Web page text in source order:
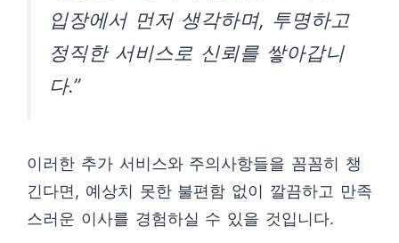
입장에서 먼저 생각하며, 투명하고
정직한 서비스로 신뢰를 쌓아갑니
다.”
이러한 추가 서비스와 주의사항들을 꼼꼼히 챙
긴다면, 예상치 못한 불편함 없이 깔끔하고 만족
스러운 이사를 경험하실 수 있을 것입니다.